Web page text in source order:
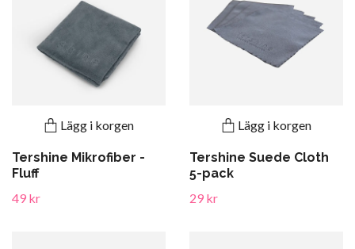
Lägg i korgen
Tershine Mikrofiber -
Fluff
49 kr
Lägg i korgen
Tershine Suede Cloth
5-pack
29 kr